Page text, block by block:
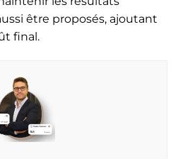
être proposés, ajoutant
final.